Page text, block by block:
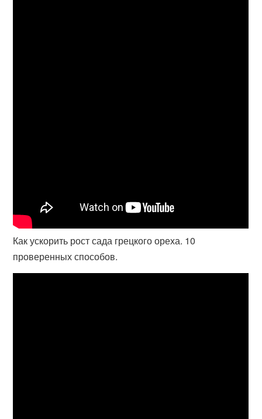
Как ускорить рост сада грецкого ореха. 10
проверенных способов.